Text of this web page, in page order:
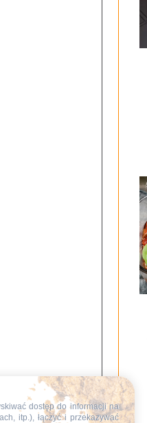
dostęp do informacji na
itp.), łączyć i przekazywać